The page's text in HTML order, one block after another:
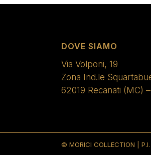
DOVE SIAMO
Via Volponi, 19
Zona Ind.le
62019 Recanati (MC)
© MORICI COLLECTION |